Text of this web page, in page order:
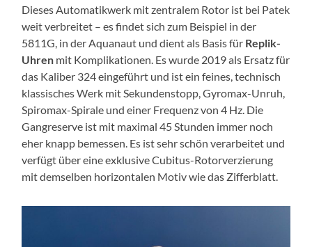
Dieses Automatikwerk mit zentralem Rotor ist bei Patek
weit verbreitet – es findet sich zum Beispiel in der
5811G, in der Aquanaut und dient als Basis für Replik-
Uhren mit Komplikationen. Es wurde 2019 als Ersatz für
das Kaliber 324 eingeführt und ist ein feines, technisch
klassisches Werk mit Sekundenstopp, Gyromax-Unruh,
Spiromax-Spirale und einer Frequenz von 4 Hz. Die
Gangreserve ist mit maximal 45 Stunden immer noch
eher knapp bemessen. Es ist sehr schön verarbeitet und
verfügt über eine exklusive Cubitus-Rotorverzierung
mit demselben horizontalen Motiv wie das Zifferblatt.